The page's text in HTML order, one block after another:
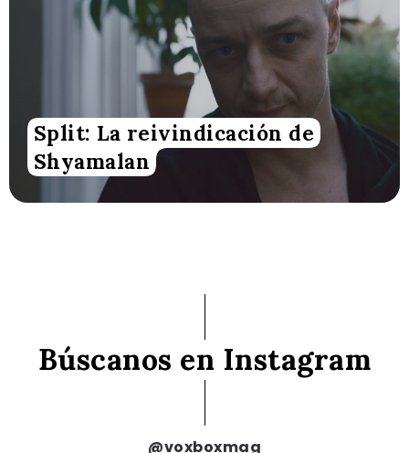
Split: La reivindicación de
Shyamalan
Búscanos en Instagram
@voxboxmag